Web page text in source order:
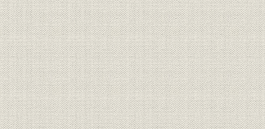
「ミオアーセミン」の開発
京城出張所の開設、販路を拡大
高槻工場を新設、京都分工場を閉鎖
新製品を続々と市場へ投入
〈コラム〉高槻工場出火でアミノピリン市場が高騰